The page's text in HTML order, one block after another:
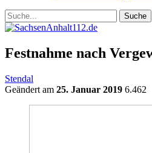
Festnahme nach
Stendal
Geändert am 25. Januar 2019 6.462